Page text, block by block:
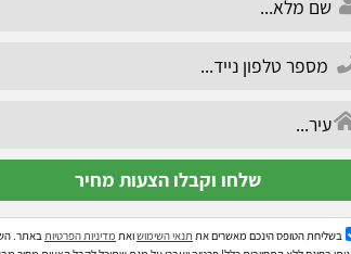
בשליחת הטופס הינכם מאשרים את תנאי השימושואת מדיניות הפרטיותבאתר.